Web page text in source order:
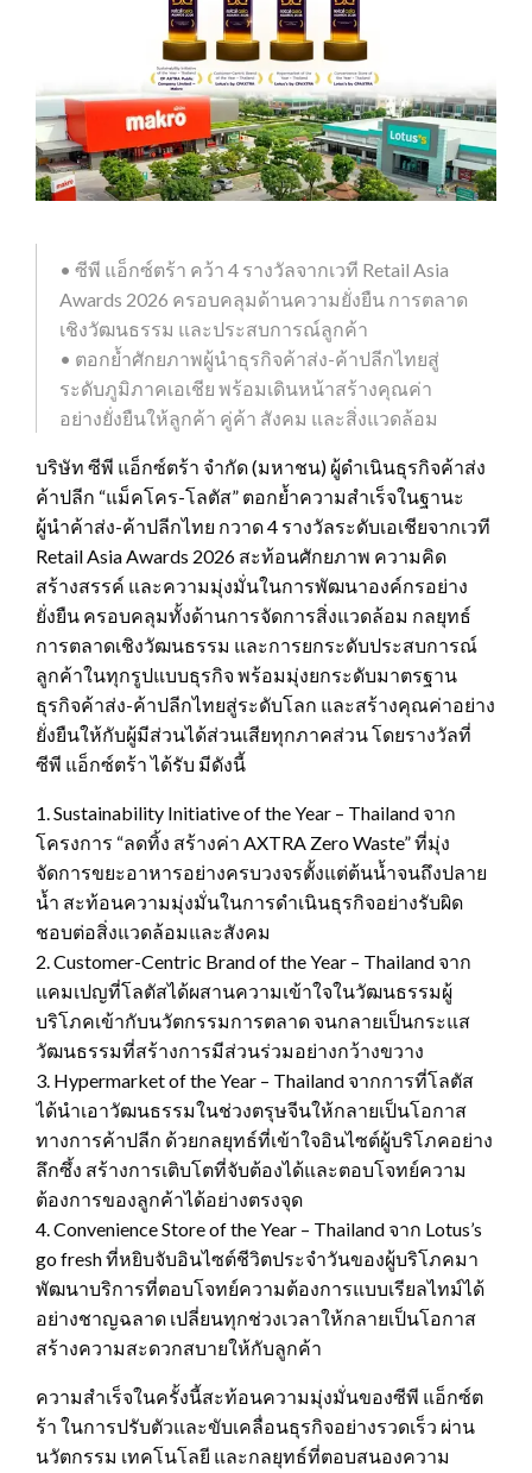
• ซีพี แอ็กซ์ตร้า คว้า 4 รางวัลจากเวที Retail Asia
Awards 2026 ครอบคลุมด้านความยั่งยืน การตลาด
เชิงวัฒนธรรม และประสบการณ์ลูกค้า
• ตอกย้ำศักยภาพผู้นำธุรกิจค้าส่ง-ค้าปลีกไทยสู่
ระดับภูมิภาคเอเชีย พร้อมเดินหน้าสร้างคุณค่า
อย่างยั่งยืนให้ลูกค้า คู่ค้า สังคม และสิ่งแวดล้อม
บริษัท ซีพี แอ็กซ์ตร้า จำกัด (มหาชน) ผู้ดำเนินธุรกิจค้าส่ง
ค้าปลีก “แม็คโคร-โลตัส” ตอกย้ำความสำเร็จในฐานะ
ผู้นำค้าส่ง-ค้าปลีกไทย กวาด 4 รางวัลระดับเอเชียจากเวที
Retail Asia Awards 2026 สะท้อนศักยภาพ ความคิด
สร้างสรรค์ และความมุ่งมั่นในการพัฒนาองค์กรอย่าง
ยั่งยืน ครอบคลุมทั้งด้านการจัดการสิ่งแวดล้อม กลยุทธ์
การตลาดเชิงวัฒนธรรม และการยกระดับประสบการณ์
ลูกค้าในทุกรูปแบบธุรกิจ พร้อมมุ่งยกระดับมาตรฐาน
ธุรกิจค้าส่ง-ค้าปลีกไทยสู่ระดับโลก และสร้างคุณค่าอย่าง
ยั่งยืนให้กับผู้มีส่วนได้ส่วนเสียทุกภาคส่วน โดยรางวัลที่
ซีพี แอ็กซ์ตร้า ได้รับ มีดังนี้
1. Sustainability Initiative of the Year – Thailand จาก
โครงการ “ลดทิ้ง สร้างค่า AXTRA Zero Waste” ที่มุ่ง
จัดการขยะอาหารอย่างครบวงจรตั้งแต่ต้นน้ำจนถึงปลาย
น้ำ สะท้อนความมุ่งมั่นในการดำเนินธุรกิจอย่างรับผิด
ชอบต่อสิ่งแวดล้อมและสังคม
2. Customer-Centric Brand of the Year – Thailand จาก
แคมเปญที่โลตัสได้ผสานความเข้าใจในวัฒนธรรมผู้
บริโภคเข้ากับนวัตกรรมการตลาด จนกลายเป็นกระแส
วัฒนธรรมที่สร้างการมีส่วนร่วมอย่างกว้างขวาง
3. Hypermarket of the Year – Thailand จากการที่โลตัส
ได้นำเอาวัฒนธรรมในช่วงตรุษจีนให้กลายเป็นโอกาส
ทางการค้าปลีก ด้วยกลยุทธ์ที่เข้าใจอินไซต์ผู้บริโภคอย่าง
ลึกซึ้ง สร้างการเติบโตที่จับต้องได้และตอบโจทย์ความ
ต้องการของลูกค้าได้อย่างตรงจุด
4. Convenience Store of the Year – Thailand จาก Lotus’s
go fresh ที่หยิบจับอินไซต์ชีวิตประจำวันของผู้บริโภคมา
พัฒนาบริการที่ตอบโจทย์ความต้องการแบบเรียลไทม์ได้
อย่างชาญฉลาด เปลี่ยนทุกช่วงเวลาให้กลายเป็นโอกาส
สร้างความสะดวกสบายให้กับลูกค้า
ความสำเร็จในครั้งนี้สะท้อนความมุ่งมั่นของซีพี แอ็กซ์ต
ร้า ในการปรับตัวและขับเคลื่อนธุรกิจอย่างรวดเร็ว ผ่าน
นวัตกรรม เทคโนโลยี และกลยุทธ์ที่ตอบสนองความ